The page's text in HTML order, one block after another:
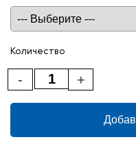
Количество
+
-